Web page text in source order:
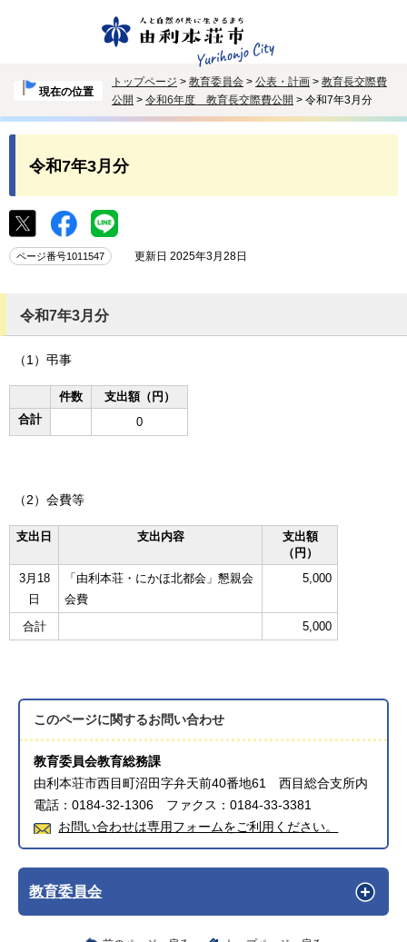
現在の位置
トップページ > 教育委員会 > 公表・計画 > 教育長交際費
公開 > 令和6年度 教育長交際費公開 > 令和7年3月分
令和7年3月分
ページ番号1011547 更新日 2025年3月28日
令和7年3月分
（1）弔事
件数
支出額（円）
合計
0
（2）会費等
支出日 支出内容
支出額
（円）
3月18
日
「由利本荘・にかほ北都会」懇親会
会費
5,000
合計 5,000
このページに関するお問い合わせ
教育委員会教育総務課
由利本荘市西目町沼田字弁天前40番地61 西目総合支所内
電話：0184-32-1306 ファクス：0184-33-3381
お問い合わせは専用フォームをご利用ください。
教育委員会